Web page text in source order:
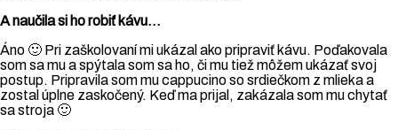
A naučila si ho robiť kávu…
Áno 🙂 Pri zaškolovaní mi ukázal ako pripraviť kávu. Poďakovala
som sa mu a spýtala som sa ho, či mu tiež môžem ukázať svoj
postup. Pripravila som mu cappucino so srdiečkom z mlieka a
zostal úplne zaskočený. Keď ma prijal, zakázala som mu chytať
sa stroja 🙂